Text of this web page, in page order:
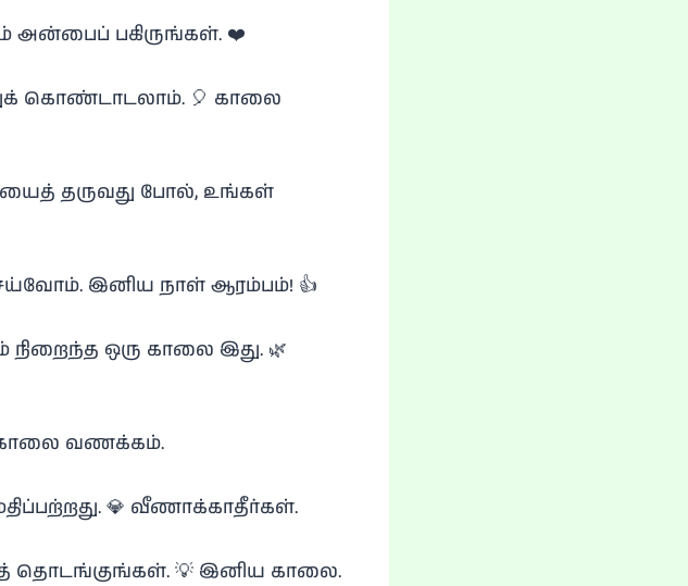
அன்பைப் பகிருங்கள். ❤️
கொண்டாடலாம். 🎈 காலை
தருவது போல், உங்கள்
இனிய நாள் ஆரம்பம்! 👍
நிறைந்த ஒரு காலை இது. 🌿
காலை வணக்கம்.
💎 வீணாக்காதீர்கள்.
தொடங்குங்கள். 💡 இனிய காலை.